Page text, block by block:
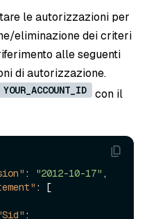
le autorizzazioni per
eliminazione dei criteri
alle seguenti
di autorizzazione.
YOUR_ACCOUNT_ID
con il
: "2012-10-17" ,
:
[
: